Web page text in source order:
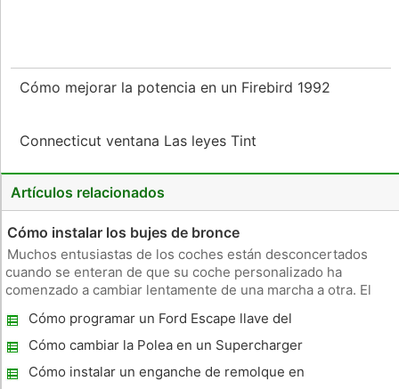
Cómo mejorar la potencia en un Firebird 1992
Connecticut ventana Las leyes Tint
Artículos relacionados
Cómo instalar los bujes de bronce
Muchos entusiastas de los coches están desconcertados
cuando se enteran de que su coche personalizado ha
comenzado a cambiar lentamente de una marcha a otra. El
de diagnosticar. Mucha gente va a comprar nuevos
componentes caros para su tran
Cómo programar un Ford Escape llave del
coche
Cómo cambiar la Polea en un Supercharger
Cómo instalar un enganche de remolque en